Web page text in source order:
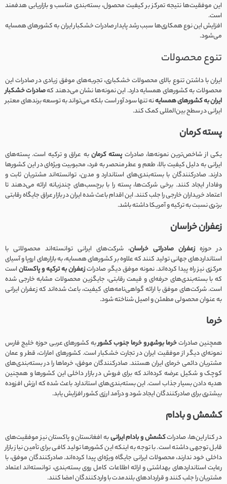
این موفقیت‌ها نتیجه تمرکز بر کیفیت محصول، بسته‌بندی مناسب و بازاریابی هدفمند
است.
افزایش این نوع همکاری‌ها سبب رشد پایدار صادرات خشکبار ایران به کشورهای همسایه
می‌شود.
تنوع محصولات
ایران با داشتن تنوع بالای محصولات خشکباری، تجربه‌های موفق زیادی در صادرات این
محصولات به کشورهای همسایه دارد. این نمونه‌ها نشان می‌دهند کهصادرات خشکبار
ایران به کشورهای همسایهنه تنها سودآور است بلکه می‌تواند به توسعه برندهای معتبر
ایرانی در سطح بین‌المللی کمک کند.
پسته کرمان
یکی از شاخص‌ترین نمونه‌ها، صادرات پسته کرمانبه عراق و ترکیه است. پسته‌های
ایرانی به دلیل کیفیت بالا، طعم و عطر منحصر به فرد، محبوبیت ویژه‌ای در این کشورها
دارند. صادرکنندگان با بسته‌بندی‌های استاندارد و مدرن، توانسته‌اند مشتریان ثابت و
وفادار ایجاد کنند. برخی شرکت‌ها، پسته را با برچسب‌های چندزبانه ارائه می‌دهند تا
اعتماد خریداران خارجی را جلب کنند. این اقدام باعث شده ایران در بازار عراق جایگاه رقابتی
برتری نسبت به ترکیه و آمریکا داشته باشد.
زعفران خراسان
در حوزه زعفران صادراتی خراسان، شرکت‌های ایرانی توانسته‌اند محصولاتی با
استانداردهای جهانی تولید کنند که علاوه بر کشورهای همسایه، به بازارهای اروپا و آسیای
مرکزی نیز راه پیدا کرده‌اند. نمونه موفق دیگر، صادراتزعفران به ترکیه و پاکستاناست
که با بسته‌بندی‌های حرفه‌ای و قیمت رقابتی، جایگزین محصولات مشابه خارجی شده
است. شرکت‌های موفق با ارائه گواهی‌نامه‌های کیفیت، باعث شده‌اند که زعفران ایرانی
به عنوان محصولی مطمئن و اصیل شناخته شود.
خرما
همچنین صادراتخرما بوشهر و خرما جنوب کشوربه کشورهای عربی حوزه خلیج فارس
نمونه‌ای دیگر از موفقیت ایران در تجارت خشکبار است. کشورهای امارات، قطر و عمان
مشتریان دائمی خرمای ایران هستند. صادرکنندگان موفق، خرماها را در بسته‌بندی‌های
کوچک و شکیل عرضه کرده‌اند که برای فروش در بازار داخلی این کشورها و همچنین
هدیه دادن بسیار جذاب است. این بسته‌بندی‌های استاندارد باعث شده که ارزش افزوده
بیشتری برای صادرکنندگان ایجاد شود و درآمد ارزی کشور افزایش یابد.
کشمش و بادام
در کنار این‌ها، صادراتکشمش و بادام ایرانیبه افغانستان و پاکستان نیز موفقیت‌های
قابل توجهی داشته است. با توجه به اینکه این کشورها تولید کافی برای تأمین نیاز بازار
داخلی خود ندارند، محصولات ایرانی جایگاه ویژه‌ای پیدا کرده‌اند. صادرکنندگان موفق، با
رعایت استانداردهای بهداشتی و ارائه اطلاعات کامل روی بسته‌بندی، توانسته‌اند اعتماد
مشتریان را جلب کنند و قراردادهای بلندمدت با واردکنندگان امضا کنند.